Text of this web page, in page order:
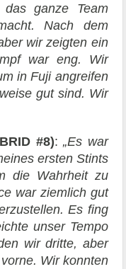
ganze Team
Nach dem
wir zeigten ein
war eng. Wir
in Fuji angreifen
gut sind. Wir
#8):„Es war
ersten Stints
die Wahrheit zu
war ziemlich gut
Es fing
unser Tempo
wir dritte, aber
Wir konnten